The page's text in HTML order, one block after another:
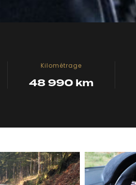
Kilométrage
48 990 km